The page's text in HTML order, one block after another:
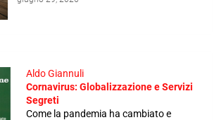
Aldo Giannuli
Cornavirus: Globalizzazione e Servizi
Segreti
Come la pandemia ha cambiato e